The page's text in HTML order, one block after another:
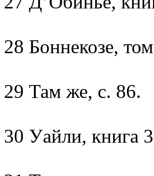
28 Боннекозе,
29 Там же, с. 86.
30 Уайли, книга